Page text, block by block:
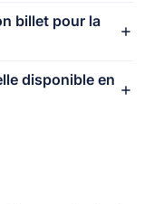
billet pour la
disponible en